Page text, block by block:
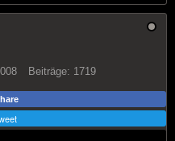
Beiträge: 1719